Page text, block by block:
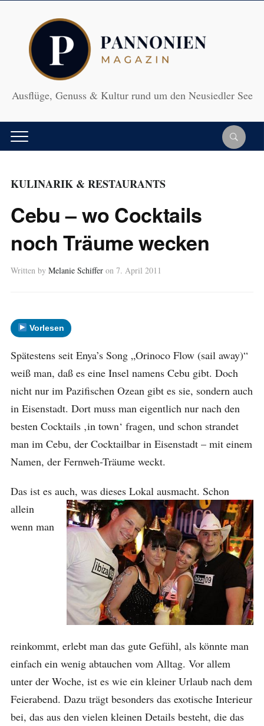
Ausflüge, Genuss & Kultur rund um den Neusiedler See
KULINARIK & RESTAURANTS
Cebu – wo Cocktails
noch Träume wecken
Written by Melanie Schiffer on 7. April 2011
Vorlesen
Spätestens seit Enya’s Song „Orinoco Flow (sail away)“
weiß man, daß es eine Insel namens Cebu gibt. Doch
nicht nur im Pazifischen Ozean gibt es sie, sondern auch
in Eisenstadt. Dort muss man eigentlich nur nach den
besten Cocktails ‚in town‘ fragen, und schon strandet
man im Cebu, der Cocktailbar in Eisenstadt – mit einem
Namen, der Fernweh-Träume weckt.
Das ist es auch, was dieses Lokal ausmacht. Schon
allein
wenn man
reinkommt, erlebt man das gute Gefühl, als könnte man
einfach ein wenig abtauchen vom Alltag. Vor allem
unter der Woche, ist es wie ein kleiner Urlaub nach dem
Feierabend. Dazu trägt besonders das exotische Interieur
bei, das aus den vielen kleinen Details besteht, die das